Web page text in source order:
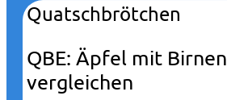
Quatschbrötchen
QBE: Äpfel mit Birnen
vergleichen